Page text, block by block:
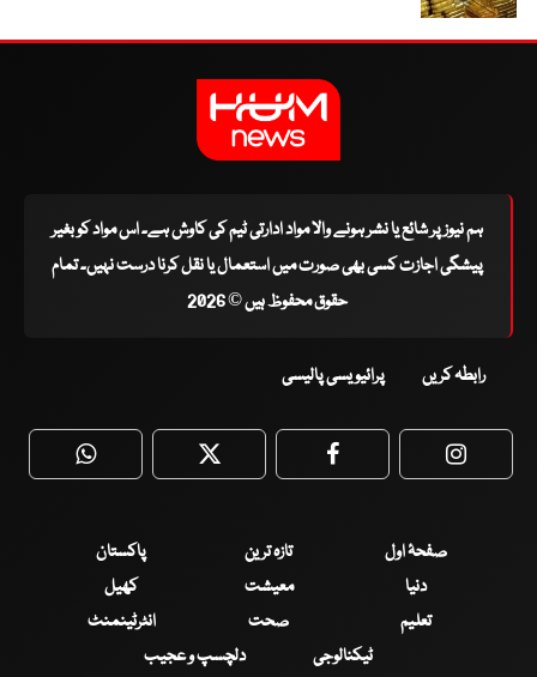
ہم نیوز پر شائع یا نشر ہونے والا مواد ادارتی ٹیم کی کاوش ہے۔ اس مواد کو بغیر
پیشگی اجازت کسی بھی صورت میں استعمال یا نقل کرنا درست نہیں۔ تمام
حقوق محفوظ ہیں © 2026
رابطہ کریں پرائیویسی پالیسی
WhatsApp Twitter Facebook
صفحۂ اول تازہ ترین
پاکستان
دنیا
معیشت
کھیل
تعلیم
صحت
انٹرٹینمنٹ
ٹیکنالوجی
دلچسپ و عجیب